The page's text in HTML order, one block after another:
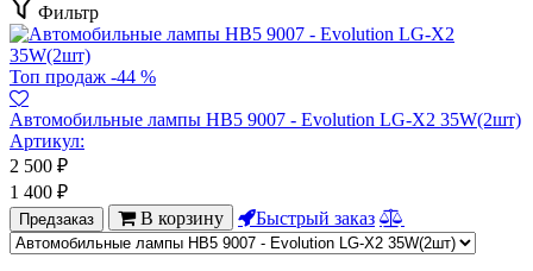
Фильтр
Топ продаж -44 %
Автомобильные лампы HB5 9007 - Evolution LG-X2 35W(2шт)
Артикул:
2 500 ₽
1 400 ₽
Предзаказ В корзину Быстрый заказ